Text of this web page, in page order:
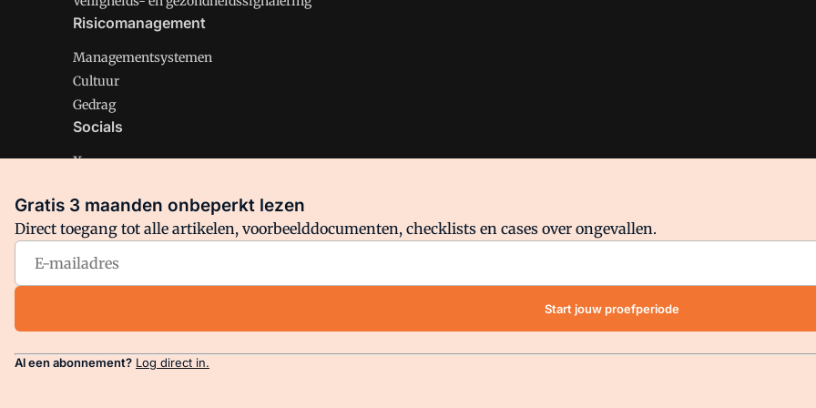
Risicomanagement
Managementsystemen
Cultuur
Gedrag
Socials
X
Facebook
Arbo is onderdeel van VMN media. Lees inons manifestwaar VMN media voor staat. Op gebruik van deze site zijn de
Gratis 3 maanden onbeperkt lezen
Direct toegang tot alle artikelen, voorbeelddocumenten, checklists en cases over ongevallen.
Start jouw proefperiode
Al een abonnement? Log direct in.